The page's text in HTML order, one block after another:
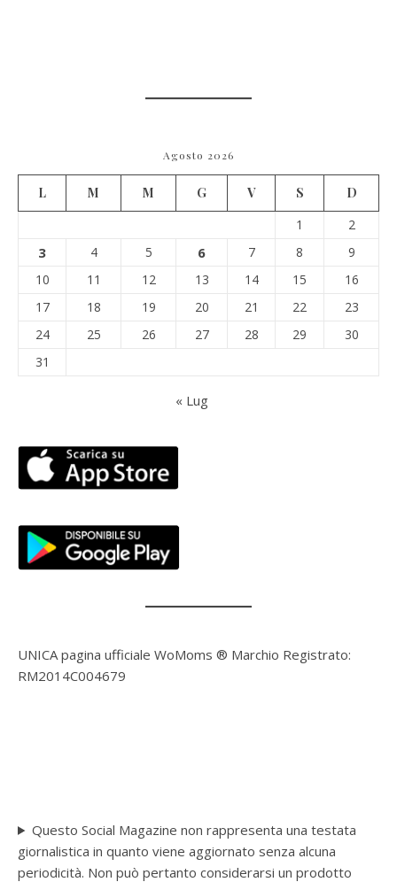
Agosto 2026
L M M G V S
D
1
2
3 4 5 6 7 8
9
10
11 12 13 14 15
16
17
18 19 20 21 22
23
24
25 26 27 28 29
30
31
« Lug
UNICA pagina ufficiale WoMoms ® Marchio Registrato:
RM2014C004679
Questo Social Magazine non rappresenta una testata
giornalistica in quanto viene aggiornato senza alcuna
periodicità. Non può pertanto considerarsi un prodotto